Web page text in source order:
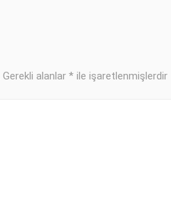
Gerekli alanlar * ile işaretlenmişlerdir